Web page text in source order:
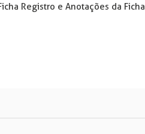
Registro e Anotações da Ficha